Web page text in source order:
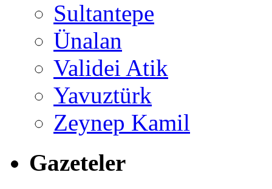
Sultantepe
Ünalan
Validei Atik
Yavuztürk
Zeynep Kamil
Gazeteler